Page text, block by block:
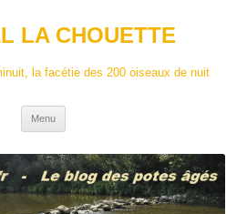
LA CHOUETTE
la facétie des 200 oiseaux de nuit
Menu